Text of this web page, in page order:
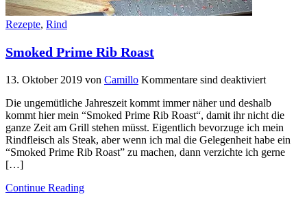
Rezepte, Rind
Smoked Prime Rib Roast
13. Oktober 2019 von Camillo Kommentare sind deaktiviert
Die ungemütliche Jahreszeit kommt immer näher und deshalb
kommt hier mein “Smoked Prime Rib Roast“, damit ihr nicht die
ganze Zeit am Grill stehen müsst. Eigentlich bevorzuge ich mein
Rindfleisch als Steak, aber wenn ich mal die Gelegenheit habe ein
“Smoked Prime Rib Roast” zu machen, dann verzichte ich gerne
[…]
Continue Reading